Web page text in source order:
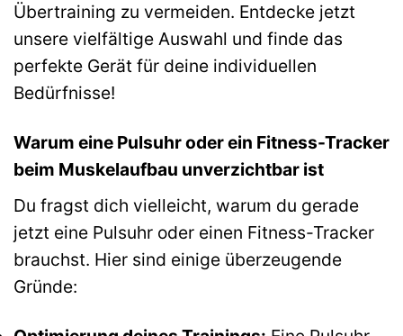
Übertraining zu vermeiden. Entdecke jetzt
unsere vielfältige Auswahl und finde das
perfekte Gerät für deine individuellen
Bedürfnisse!
Warum eine Pulsuhr oder ein Fitness-Tracker
beim Muskelaufbau unverzichtbar ist
Du fragst dich vielleicht, warum du gerade
jetzt eine Pulsuhr oder einen Fitness-Tracker
brauchst. Hier sind einige überzeugende
Gründe: